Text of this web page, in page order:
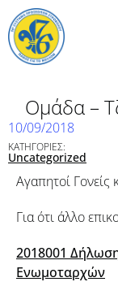
Ομάδα –
10/09/2018
ΚΑΤΗΓΟΡΙΕΣ:
Uncategorized
Αγαπητοί Γονείς
Για ότι άλλο
2018001
Ενωμοταρχών